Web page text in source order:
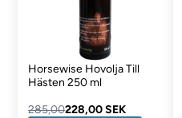
Horsewise Hovolja Till
Hästen 250 ml
285,00228,00 SEK